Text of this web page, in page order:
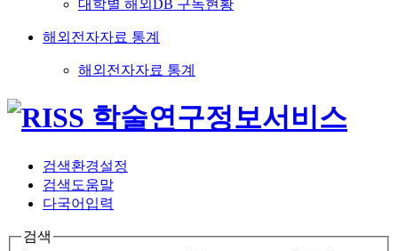
대학별 해외DB 구독현황
해외전자자료 통계
해외전자자료 통계
검색환경설정
검색도움말
다국어입력
검색